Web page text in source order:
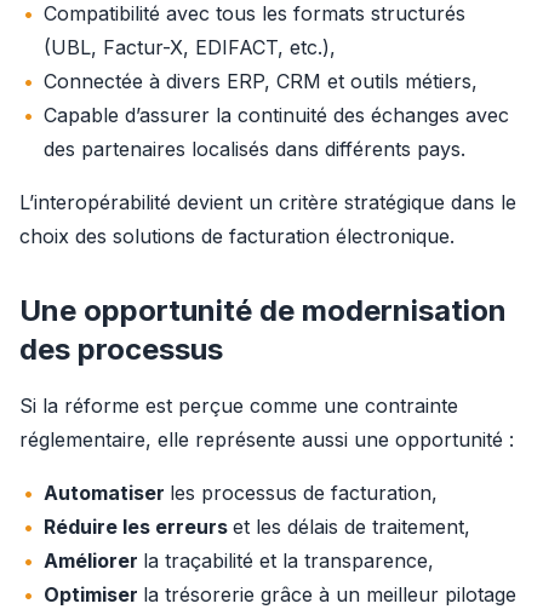
Compatibilité avec tous les formats structurés
(UBL, Factur-X, EDIFACT, etc.),
Connectée à divers ERP, CRM et outils métiers,
Capable d’assurer la continuité des échanges avec
des partenaires localisés dans différents pays.
L’interopérabilité devient un critère stratégique dans le
choix des solutions de facturation électronique.
Une opportunité de modernisation
des processus
Si la réforme est perçue comme une contrainte
réglementaire, elle représente aussi une opportunité :
Automatiser les processus de facturation,
Réduire les erreurs et les délais de traitement,
Améliorer la traçabilité et la transparence,
Optimiser la trésorerie grâce à un meilleur pilotage